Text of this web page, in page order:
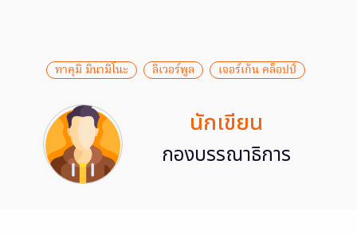
ทาคุมิ มินามิโนะ ลิเวอร์พูล เจอร์เก้น คล็อปป์
นักเขียน
กองบรรณาธิการ